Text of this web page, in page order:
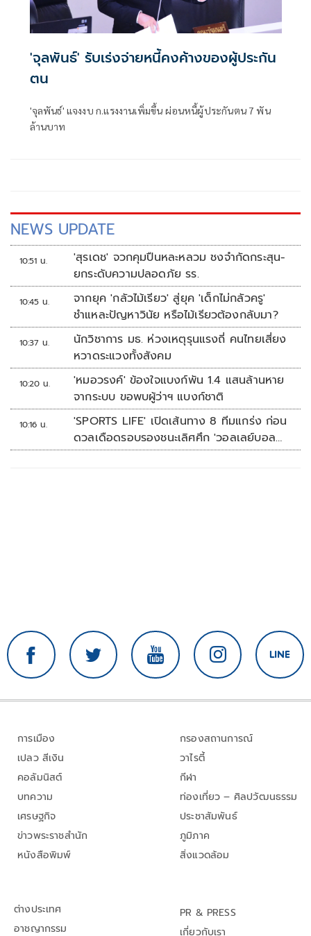
'จุลพันธ์' รับเร่งจ่ายหนี้คงค้างของผู้ประกัน
ตน
'จุลพันธ์' แจงงบ ก.แรงงานเพิ่มขึ้น ผ่อนหนี้ผู้ประกันตน 7 พัน
ล้านบาท
NEWS UPDATE
10:51 น.
'สุรเดช' จวกคุมปืนหละหลวม ชงจำกัดกระสุน-
ยกระดับความปลอดภัย รร.
10:45 น.
จากยุค 'กลัวไม้เรียว' สู่ยุค 'เด็กไม่กลัวครู'
ชำแหละปัญหาวินัย หรือไม้เรียวต้องกลับมา?
10:37 น.
นักวิชาการ มธ. ห่วงเหตุรุนแรงถี่ คนไทยเสี่ยง
หวาดระแวงทั้งสังคม
10:20 น.
'หมอวรงค์' ข้องใจแบงก์พัน 1.4 แสนล้านหาย
จากระบบ ขอพบผู้ว่าฯ แบงก์ชาติ
10:16 น.
'SPORTS LIFE' เปิดเส้นทาง 8 ทีมแกร่ง ก่อน
ดวลเดือดรอบรองชนะเลิศศึก 'วอลเลย์บอล
นักเรียน แชมป์กีฬา 7HD 2026'
การเมือง
เปลว สีเงิน
คอลัมนิสต์
บทความ
เศรษฐกิจ
ข่าวพระราชสำนัก
หนังสือพิมพ์
กรองสถานการณ์
วาไรตี้
กีฬา
ท่องเที่ยว – ศิลปวัฒนธรรม
ประชาสัมพันธ์
ภูมิภาค
สิ่งแวดล้อม
ต่างประเทศ
อาชญากรรม
PR & PRESS
เกี่ยวกับเรา